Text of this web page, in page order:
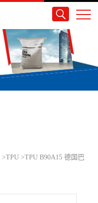
>TPU >TPU B90A15 德国巴